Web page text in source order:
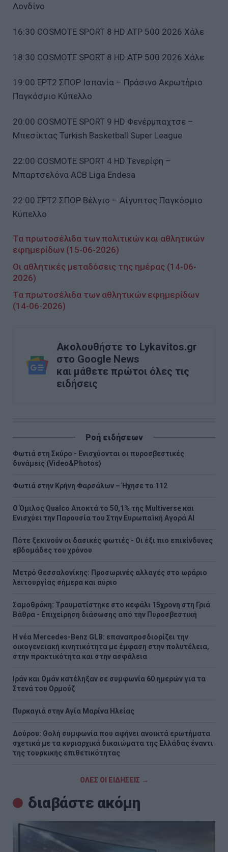
Λονδίνο
16:30 COSMOTE SPORT 8 HD ATP 500 2026 Χάλε
18:30 COSMOTE SPORT 8 HD ATP 500 2026 Χάλε
19:00 ΕΡΤ2 ΣΠΟΡ Ισπανία – Πράσινο Ακρωτήριο
Παγκόσμιο Κύπελλο
20:00 COSMOTE SPORT 9 HD Φενέρμπαχτσε –
Μπεσίκτας Turkish Basketball Super League
22:00 COSMOTE SPORT 4 HD Τενερίφη –
Μπαρτσελόνα ACB Liga Endesa
22:00 ΕΡΤ2 ΣΠΟΡ Βέλγιο – Αίγυπτος Παγκόσμιο
Κύπελλο
Τα πρωτοσέλιδα των πολιτικών και αθλητικών
εφημερίδων (15-06-2026)
Οι αθλητικές μεταδόσεις της ημέρας (14-06-
2026)
Τα πρωτοσέλιδα των αθλητικών εφημερίδων
(14-06-2026)
Ακολουθήστε το Lykavitos.gr
στο Google News
και μάθετε πρώτοι όλες τις
ειδήσεις
Ροή ειδήσεων
Φωτιά στη Σκύρο - Ενισχύονται οι πυροσβεστικές
δυνάμεις (Video&Photos)
Φωτιά στην Κρήνη Φαρσάλων – Ήχησε το 112
Ο Όμιλος Qualco Αποκτά το 50,1% της Multiverse και
Ενισχύει την Παρουσία του Στην Ευρωπαϊκή Αγορά ΑΙ
Πότε ξεκινούν οι δασικές φωτιές - Oι έξι πιο επικίνδυνες
εβδομάδες του χρόνου
Μετρό Θεσσαλονίκης: Προσωρινές αλλαγές στο ωράριο
λειτουργίας σήμερα και αύριο
Σαμοθράκη: Τραυματίστηκε στο κεφάλι 15χρονη στη Γριά
Βάθρα - Επιχείρηση διάσωσης από την Πυροσβεστική
Η νέα Mercedes-Benz GLB: επαναπροσδιορίζει την
οικογενειακή κινητικότητα με έμφαση στην πολυτέλεια,
στην πρακτικότητα και στην ασφάλεια
Ιράν και Ομάν κατέληξαν σε συμφωνία 60 ημερών για τα
Στενά του Ορμούζ
Πυρκαγιά στην Aγία Μαρίνα Ηλείας
Δούρου: Θολή συμφωνία που αφήνει ανοικτά ερωτήματα
σχετικά με τα κυριαρχικά δικαιώματα της Ελλάδας έναντι
της τουρκικής επιθετικότητας
ΟΛΕΣ ΟΙ ΕΙΔΗΣΕΙΣ →
διαβάστε ακόμη